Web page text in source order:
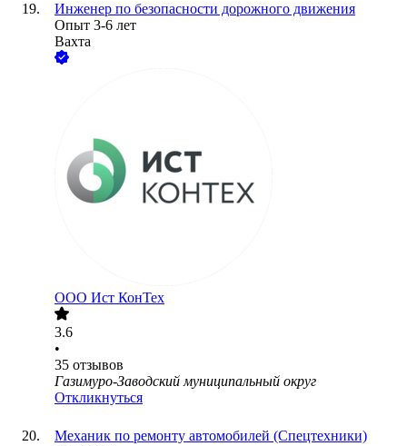
Инженер по безопасности дорожного движения
Опыт 3-6 лет
Вахта
ООО Ист КонТех
3.6
•
35 отзывов
Газимуро-Заводский муниципальный округ
Откликнуться
Механик по ремонту автомобилей (Спецтехники)